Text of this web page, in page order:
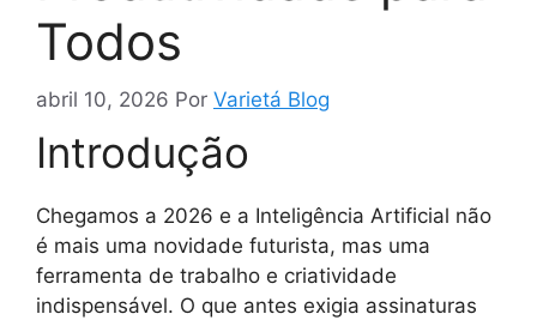
Todos
abril 10, 2026 Por Varietá Blog
Introdução
Chegamos a 2026 e a Inteligência Artificial não
é mais uma novidade futurista, mas uma
ferramenta de trabalho e criatividade
indispensável. O que antes exigia assinaturas